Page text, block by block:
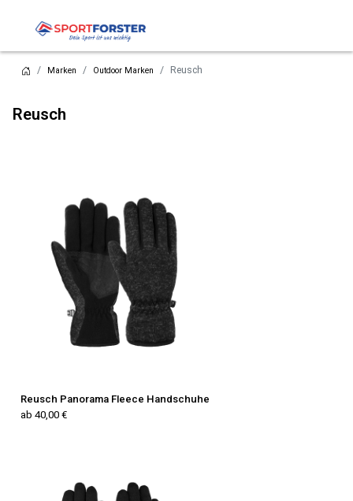
Marken Outdoor Marken Reusch
Reusch
Reusch Panorama Fleece Handschuhe
ab 40,00 €